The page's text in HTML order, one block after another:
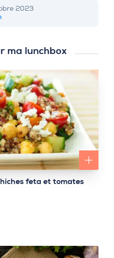
2023
ma lunchbox
feta et tomates